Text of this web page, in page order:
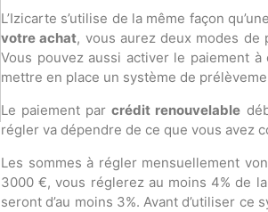
L’Izicarte s’utilise de la même façon
votre achat, vous aurez deux modes de
Vous pouvez aussi activer le paiement
mettre en place un système de
Le paiement parcrédit renouvelable
régler va dépendre de ce que vous avez
Les sommes à régler mensuellement
3000 €, vous réglerez au moins 4% de
seront d’au moins 3%. Avant d’utiliser